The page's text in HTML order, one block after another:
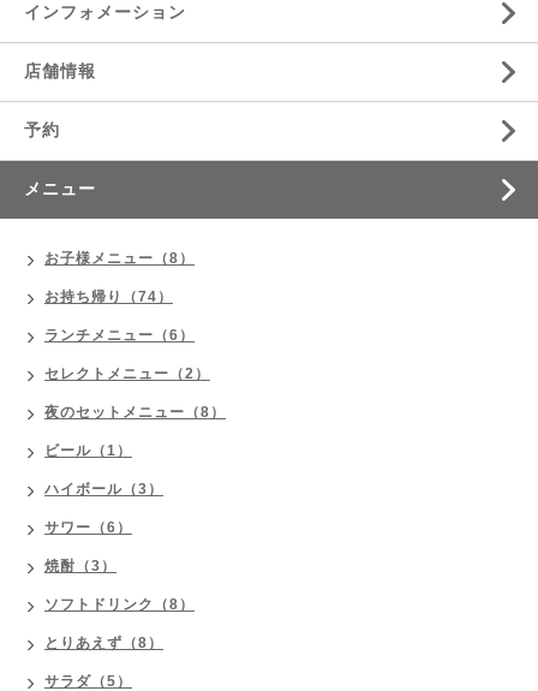
インフォメーション
店舗情報
予約
メニュー
お子様メニュー（8）
お持ち帰り（74）
ランチメニュー（6）
セレクトメニュー（2）
夜のセットメニュー（8）
ビール（1）
ハイボール（3）
サワー（6）
焼酎（3）
ソフトドリンク（8）
とりあえず（8）
サラダ（5）